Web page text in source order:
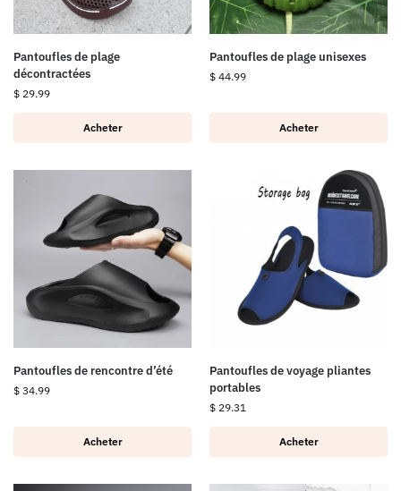
Pantoufles de plage
décontractées
$ 29.99
Acheter
Pantoufles de plage unisexes
$ 44.99
Acheter
Pantoufles de rencontre d’été
$ 34.99
Acheter
Pantoufles de voyage pliantes
portables
$ 29.31
Acheter